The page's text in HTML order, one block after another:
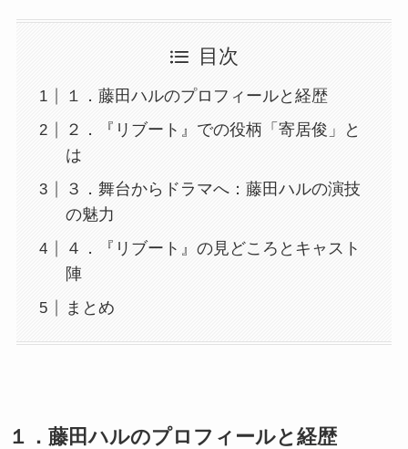
目次
１．藤田ハルのプロフィールと経歴
２．『リブート』での役柄「寄居俊」と
は
３．舞台からドラマへ：藤田ハルの演技
の魅力
４．『リブート』の見どころとキャスト
陣
まとめ
１．藤田ハルのプロフィールと経歴